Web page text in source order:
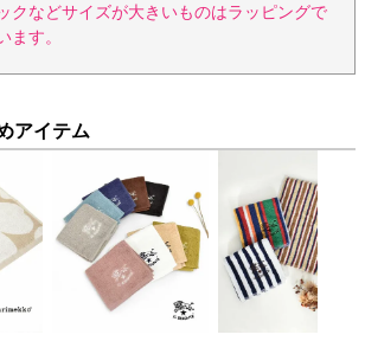
クなどサイズが大きいものはラッピングで
ます。
アイテム